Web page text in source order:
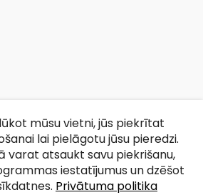
mūsu vietni, jūs piekrītat
lai pielāgotu jūsu pieredzi.
varat atsaukt savu piekrišanu,
iestatījumus un dzēšot
Privātuma politika